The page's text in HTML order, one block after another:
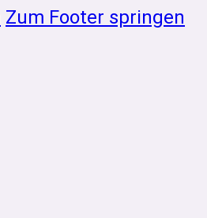
Zum Footer springen